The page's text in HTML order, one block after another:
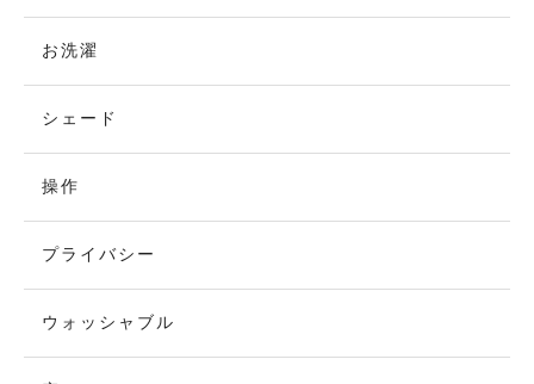
お洗濯
シェード
操作
プライバシー
ウォッシャブル